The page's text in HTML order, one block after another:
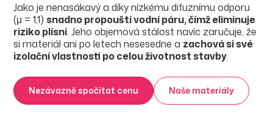
Jako je nenasákavý a díky nízkému difuznímu odporu
(μ = 1,1) snadno propouští vodní páru, čímž eliminuje
riziko plísní. Jeho objemová stálost navíc zaručuje, že
si materiál ani po letech nesesedne a zachová si své
izolační vlastnosti po celou životnost stavby.
Nezávazně spočítat cenu Naše materiály